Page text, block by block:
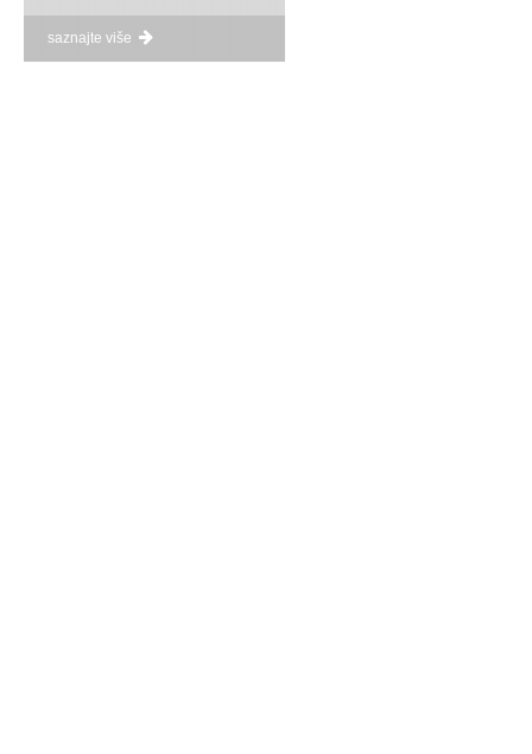
saznajte više